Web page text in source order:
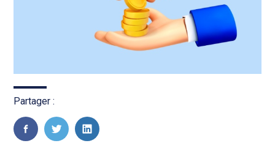
Partager :
FaceBook
TwitterLinkedIn